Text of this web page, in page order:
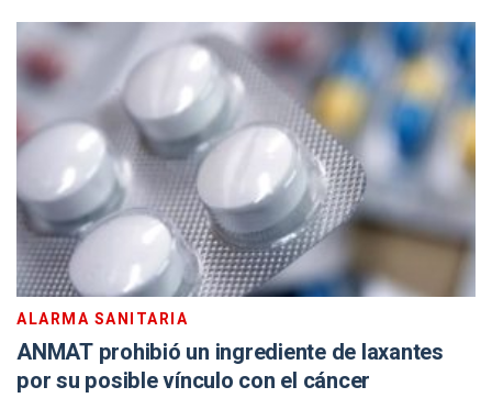
ALARMA SANITARIA
ANMAT prohibió un ingrediente de laxantes
por su posible vínculo con el cáncer